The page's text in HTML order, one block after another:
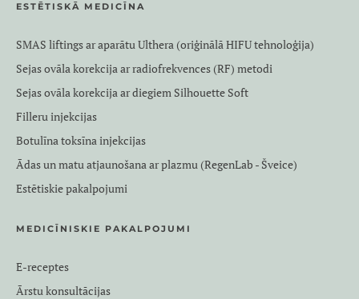
ESTĒTISKĀ MEDICĪNA
SMAS liftings ar aparātu Ulthera (oriģinālā HIFU tehnoloģija)
Sejas ovāla korekcija ar radiofrekvences (RF) metodi
Sejas ovāla korekcija ar diegiem Silhouette Soft
Filleru injekcijas
Botulīna toksīna injekcijas
Ādas un matu atjaunošana ar plazmu (RegenLab - Šveice)
Estētiskie pakalpojumi
MEDICĪNISKIE PAKALPOJUMI
E-receptes
Ārstu konsultācijas